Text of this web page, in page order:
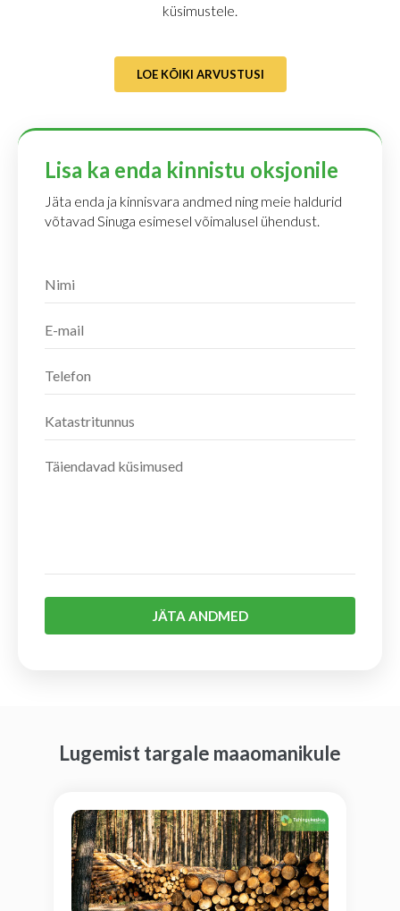
küsimustele.
LOE KÕIKI ARVUSTUSI
Lisa ka enda kinnistu oksjonile
Jäta enda ja kinnisvara andmed ning meie haldurid
võtavad Sinuga esimesel võimalusel ühendust.
JÄTA ANDMED
Lugemist targale maaomanikule